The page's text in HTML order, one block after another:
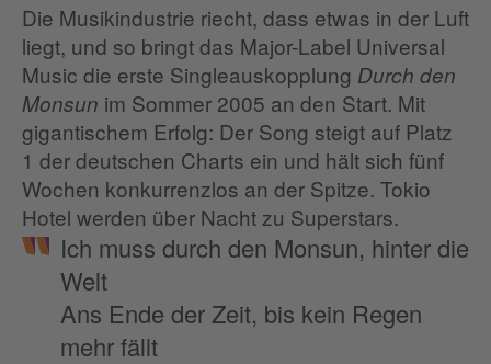
Die Musikindustrie riecht, dass etwas in der Luft
liegt, und so bringt das Major-Label Universal
Music die erste Singleauskopplung Durch den
Monsun im Sommer 2005 an den Start. Mit
gigantischem Erfolg: Der Song steigt auf Platz
1 der deutschen Charts ein und hält sich fünf
Wochen konkurrenzlos an der Spitze. Tokio
Hotel werden über Nacht zu Superstars.
Ich muss durch den Monsun, hinter die
Welt
Ans Ende der Zeit, bis kein Regen
mehr fällt